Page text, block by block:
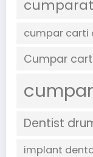
cumpar carti
Cumpar
Dentist
implant